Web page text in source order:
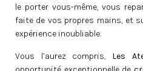
le porter vous-même, vous
faite de vos propres mains, et
expérience inoubliable.
Vous l’aurez compris, Les